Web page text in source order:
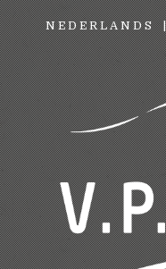
NEDERLANDS